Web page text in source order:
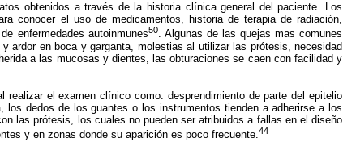
obtenidos a través de la historia clínica general del paciente. Los
conocer el uso de medicamentos, historia de terapia de radiación,
enfermedades autoinmunes50. Algunas de las quejas mas comunes
ardor en boca y garganta, molestias al utilizar las prótesis, necesidad
a las mucosas y dientes, las obturaciones se caen con facilidad y
realizar el examen clínico como: desprendimiento de parte del epitelio
dedos de los guantes o los instrumentos tienden a adherirse a los
las prótesis, los cuales no pueden ser atribuidos a fallas en el diseño
y en zonas donde su aparición es poco frecuente.44